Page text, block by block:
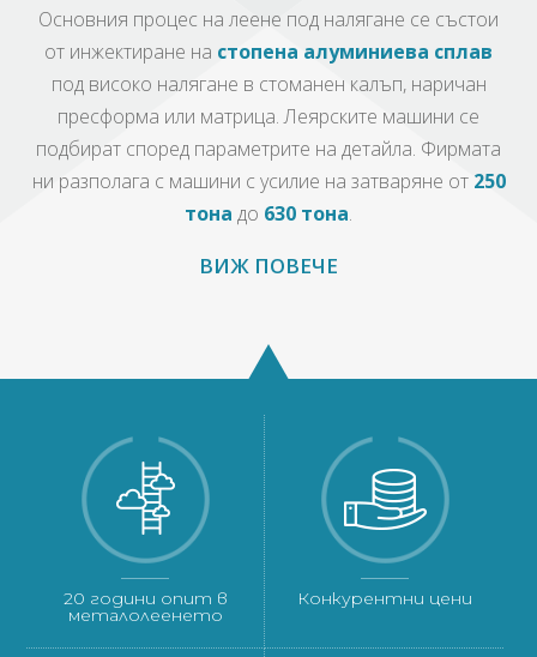
Основния процес на леене под налягане се състои
от инжектиране на стопена алуминиева сплав
под високо налягане в стоманен калъп, наричан
пресформа или матрица. Леярските машини се
подбират според параметрите на детайла. Фирмата
ни разполага с машини с усилие на затваряне от 250
тона до 630 тона.
ВИЖ ПОВЕЧЕ
20 години опит в
металолеенето
Конкурентни цени